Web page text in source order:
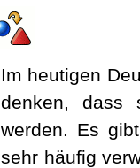
Im heutigen
denken, dass
werden. Es
sehr häufig